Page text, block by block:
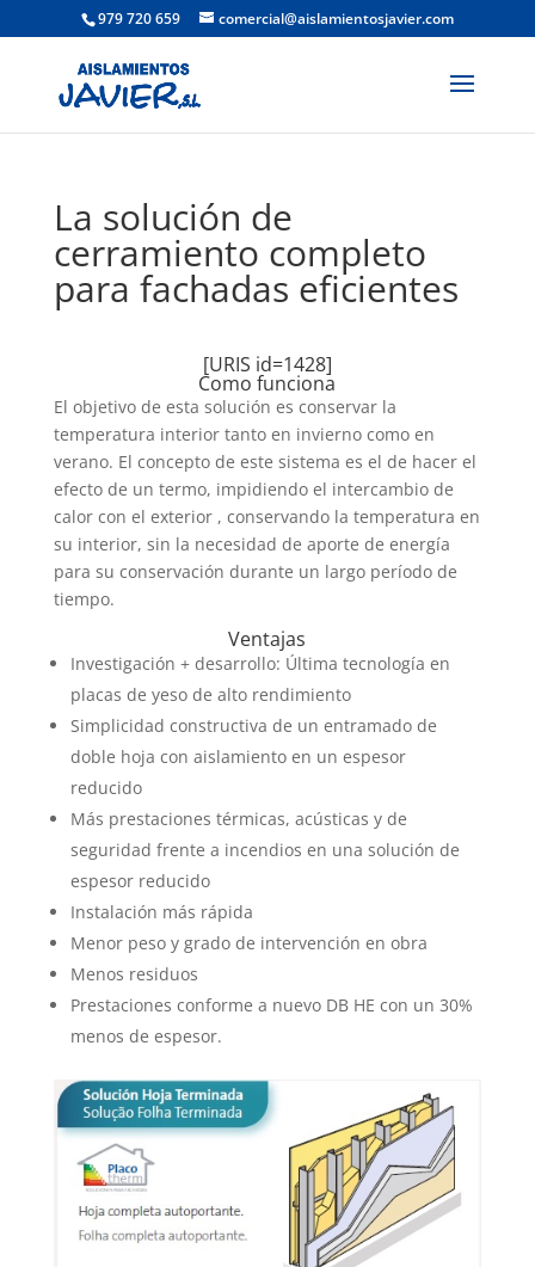
979 720 659 comercial@aislamientosjavier.com
La solución de
cerramiento completo
para fachadas eficientes
[URIS id=1428]
Como funciona
El objetivo de esta solución es conservar la
temperatura interior tanto en invierno como en
verano. El concepto de este sistema es el de hacer el
efecto de un termo, impidiendo el intercambio de
calor con el exterior , conservando la temperatura en
su interior, sin la necesidad de aporte de energía
para su conservación durante un largo período de
tiempo.
Ventajas
Investigación + desarrollo: Última tecnología en
placas de yeso de alto rendimiento
Simplicidad constructiva de un entramado de
doble hoja con aislamiento en un espesor
reducido
Más prestaciones térmicas, acústicas y de
seguridad frente a incendios en una solución de
espesor reducido
Instalación más rápida
Menor peso y grado de intervención en obra
Menos residuos
Prestaciones conforme a nuevo DB HE con un 30%
menos de espesor.